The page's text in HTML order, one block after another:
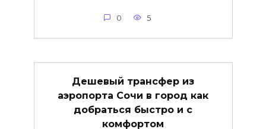
0 5
Дешевый трансфер из
аэропорта Сочи в город как
добраться быстро и с
комфортом